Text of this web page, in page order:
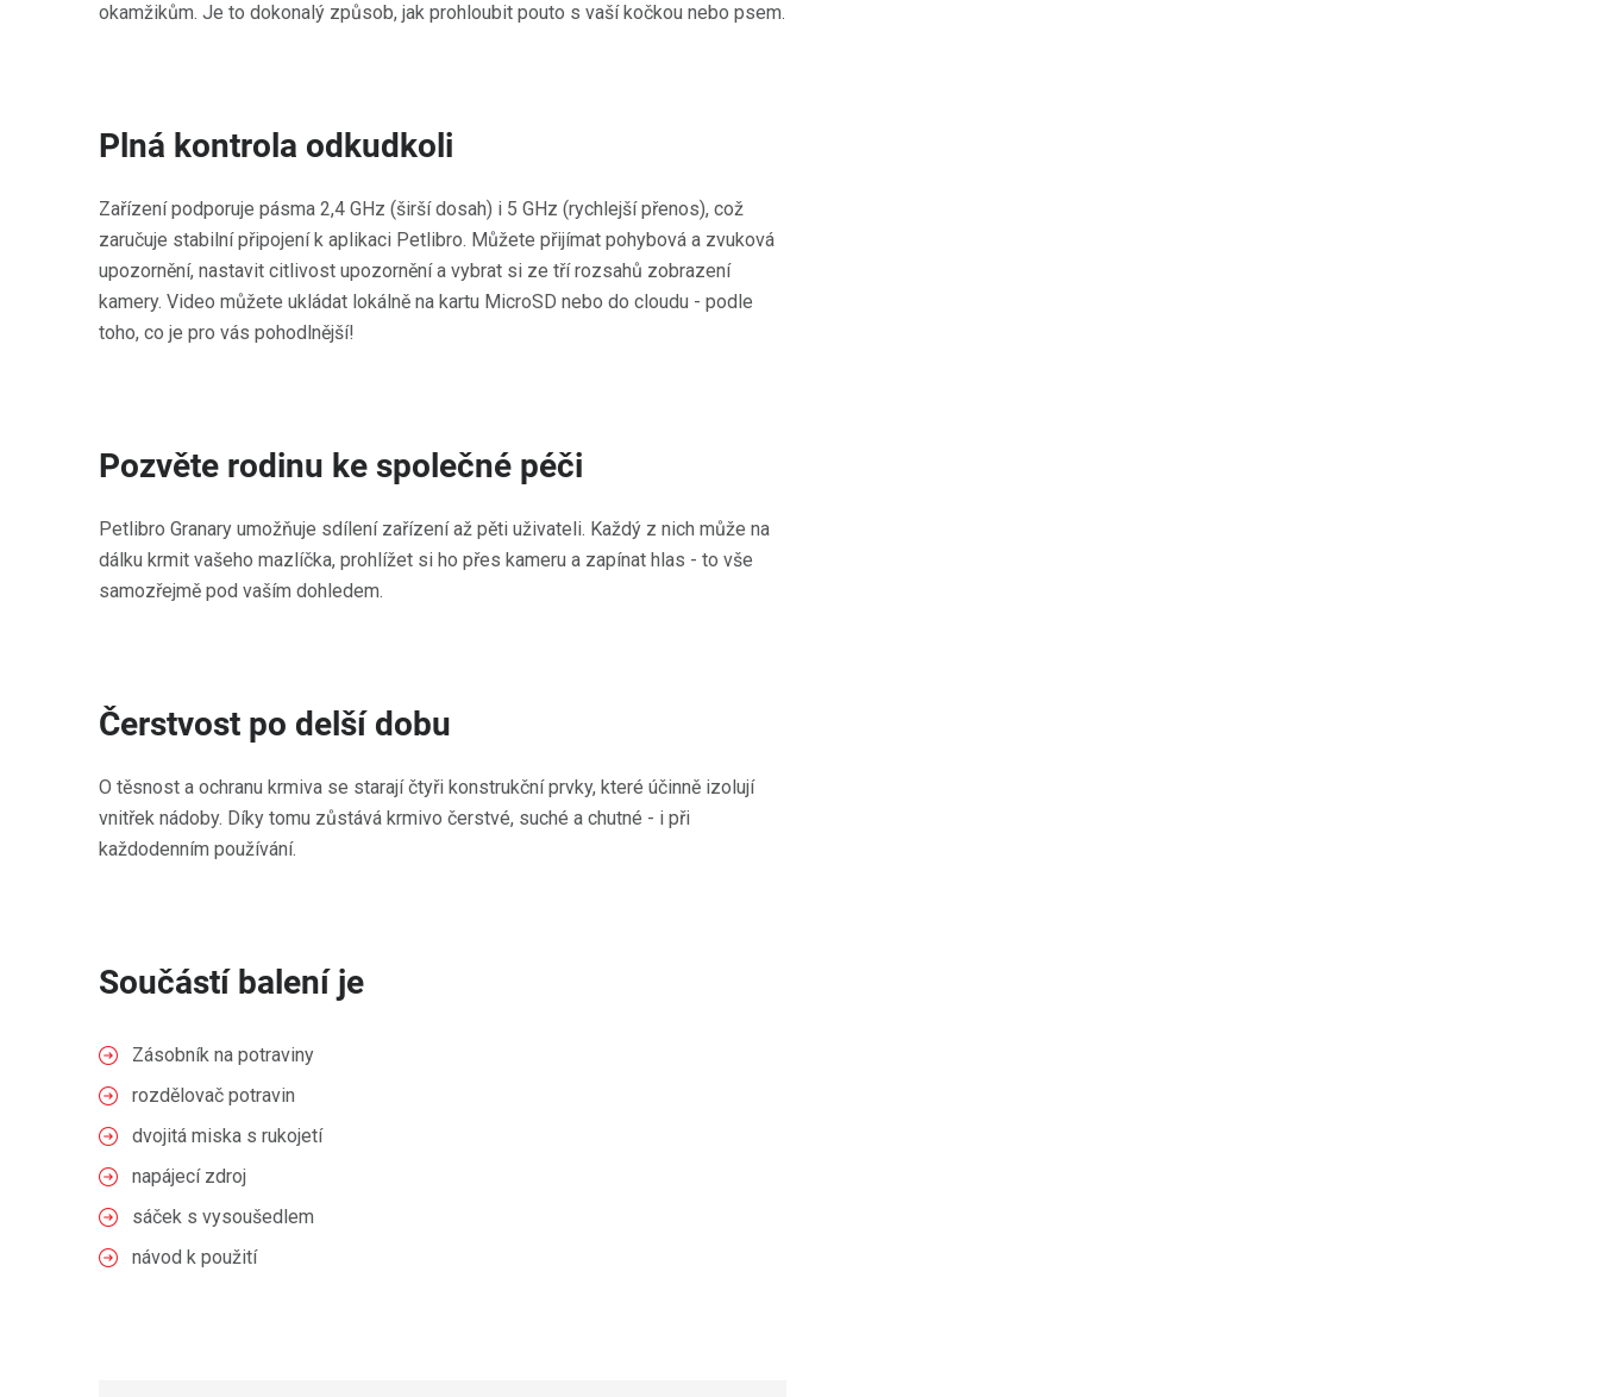
okamžikům. Je to dokonalý způsob, jak prohloubit pouto s vaší kočkou nebo psem.
Plná kontrola odkudkoli
Zařízení podporuje pásma 2,4 GHz (širší dosah) i 5 GHz (rychlejší přenos), což
zaručuje stabilní připojení k aplikaci Petlibro. Můžete přijímat pohybová a zvuková
upozornění, nastavit citlivost upozornění a vybrat si ze tří rozsahů zobrazení
kamery. Video můžete ukládat lokálně na kartu MicroSD nebo do cloudu - podle
toho, co je pro vás pohodlnější!
Pozvěte rodinu ke společné péči
Petlibro Granary umožňuje sdílení zařízení až pěti uživateli. Každý z nich může na
dálku krmit vašeho mazlíčka, prohlížet si ho přes kameru a zapínat hlas - to vše
samozřejmě pod vaším dohledem.
Čerstvost po delší dobu
O těsnost a ochranu krmiva se starají čtyři konstrukční prvky, které účinně izolují
vnitřek nádoby. Díky tomu zůstává krmivo čerstvé, suché a chutné - i při
každodenním používání.
Součástí balení je
Zásobník na potraviny
rozdělovač potravin
dvojitá miska s rukojetí
napájecí zdroj
sáček s vysoušedlem
návod k použití